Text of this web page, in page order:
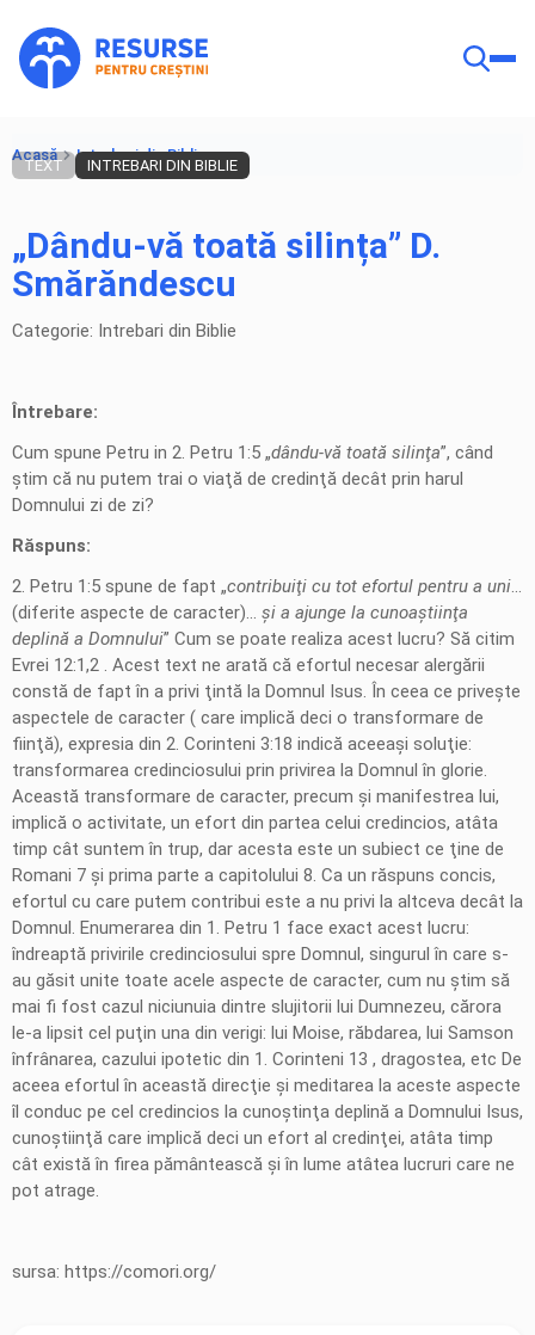
Acasă Intrebari din Biblie
TEXT INTREBARI DIN BIBLIE
„Dându-vă toată silința” D.
Smărăndescu
Categorie: Intrebari din Biblie
Întrebare:
Cum spune Petru in 2. Petru 1:5 „dându-vă toată silinţa”, când
ştim că nu putem trai o viaţă de credinţă decât prin harul
Domnului zi de zi?
Răspuns:
2. Petru 1:5 spune de fapt „contribuiţi cu tot efortul pentru a uni...
(diferite aspecte de caracter)... şi a ajunge la cunoaştiinţa
deplină a Domnului” Cum se poate realiza acest lucru? Să citim
Evrei 12:1,2 . Acest text ne arată că efortul necesar alergării
constă de fapt în a privi ţintă la Domnul Isus. În ceea ce priveşte
aspectele de caracter ( care implică deci o transformare de
fiinţă), expresia din 2. Corinteni 3:18 indică aceeaşi soluţie:
transformarea credinciosului prin privirea la Domnul în glorie.
Această transformare de caracter, precum şi manifestrea lui,
implică o activitate, un efort din partea celui credincios, atâta
timp cât suntem în trup, dar acesta este un subiect ce ţine de
Romani 7 şi prima parte a capitolului 8. Ca un răspuns concis,
efortul cu care putem contribui este a nu privi la altceva decât la
Domnul. Enumerarea din 1. Petru 1 face exact acest lucru:
îndreaptă privirile credinciosului spre Domnul, singurul în care s-
au găsit unite toate acele aspecte de caracter, cum nu ştim să
mai fi fost cazul niciunuia dintre slujitorii lui Dumnezeu, cărora
le-a lipsit cel puţin una din verigi: lui Moise, răbdarea, lui Samson
înfrânarea, cazului ipotetic din 1. Corinteni 13 , dragostea, etc De
aceea efortul în această direcţie şi meditarea la aceste aspecte
îl conduc pe cel credincios la cunoştinţa deplină a Domnului Isus,
cunoştiinţă care implică deci un efort al credinţei, atâta timp
cât există în firea pământească şi în lume atâtea lucruri care ne
pot atrage.
sursa: https://comori.org/